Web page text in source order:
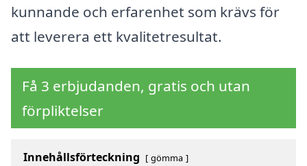
kunnande och erfarenhet som krävs för
att leverera ett kvalitetresultat.
Få 3 erbjudanden, gratis och utan
förpliktelser
Innehållsförteckning gömma